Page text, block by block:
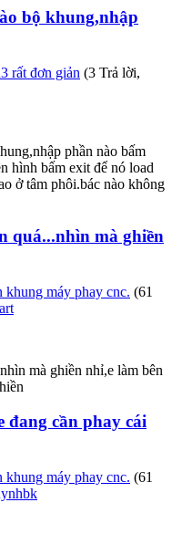
bộ khung,nhập
rất đơn giản (3 Trả lời,
phần nào bấm
hình bấm exit để nó load
ở tâm phôi.bác nào không
quá...nhìn mà ghiền
máy phay cnc. (61
mà ghiền nhỉ,e làm bên
đang cần phay cái
máy phay cnc. (61